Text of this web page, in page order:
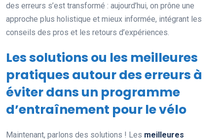
des erreurs s’est transformé : aujourd’hui, on prône une
approche plus holistique et mieux informée, intégrant les
conseils des pros et les retours d’expériences.
Les solutions ou les meilleures
pratiques autour des erreurs à
éviter dans un programme
d’entraînement pour le vélo
Maintenant, parlons des solutions ! Les meilleures